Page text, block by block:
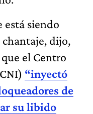
siendo
dijo,
que el Centro
“inyectó
de
su libido